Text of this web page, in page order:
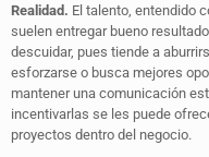
Realidad. El talento, entendido
suelen entregar bueno
descuidar, pues tiende a
esforzarse o busca mejores
mantener una comunicación
incentivarlas se les puede
proyectos dentro del negocio.